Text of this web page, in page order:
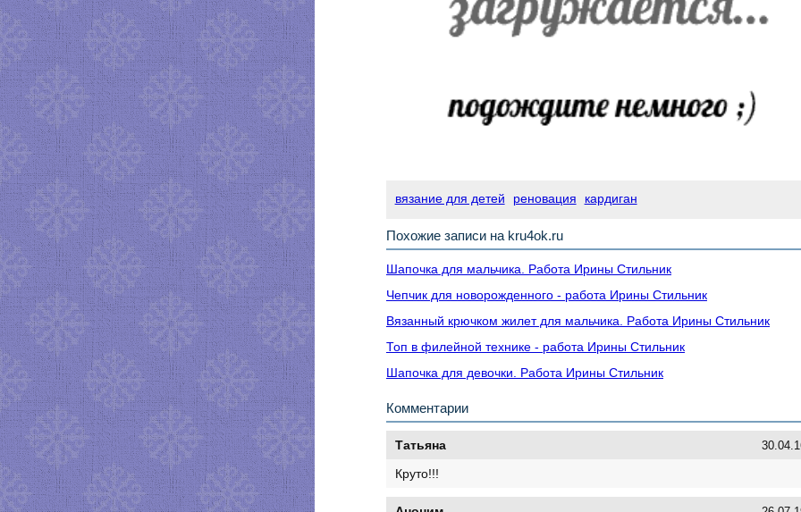
вязание для детей реновация кардиган
Похожие записи на kru4ok.ru
Шапочка для мальчика. Работа Ирины Стильник
Чепчик для новорожденного - работа Ирины Стильник
Вязанный крючком жилет для мальчика. Работа Ирины Стильник
Топ в филейной технике - работа Ирины Стильник
Шапочка для девочки. Работа Ирины Стильник
Комментарии
Татьяна
Круто!!!